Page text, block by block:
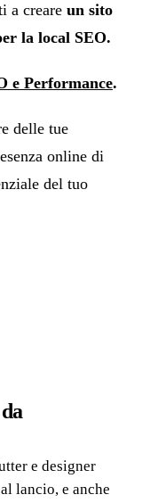
a creare un sito
la local SEO.
e Performance.
delle tue
online di
del tuo
e designer
lancio, e anche